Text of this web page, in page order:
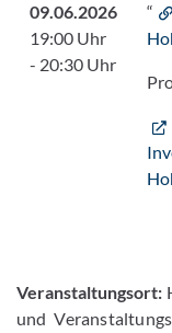
09.06.2026
19:00 Uhr
- 20:30 Uhr
“
Veranstaltungsort:
und